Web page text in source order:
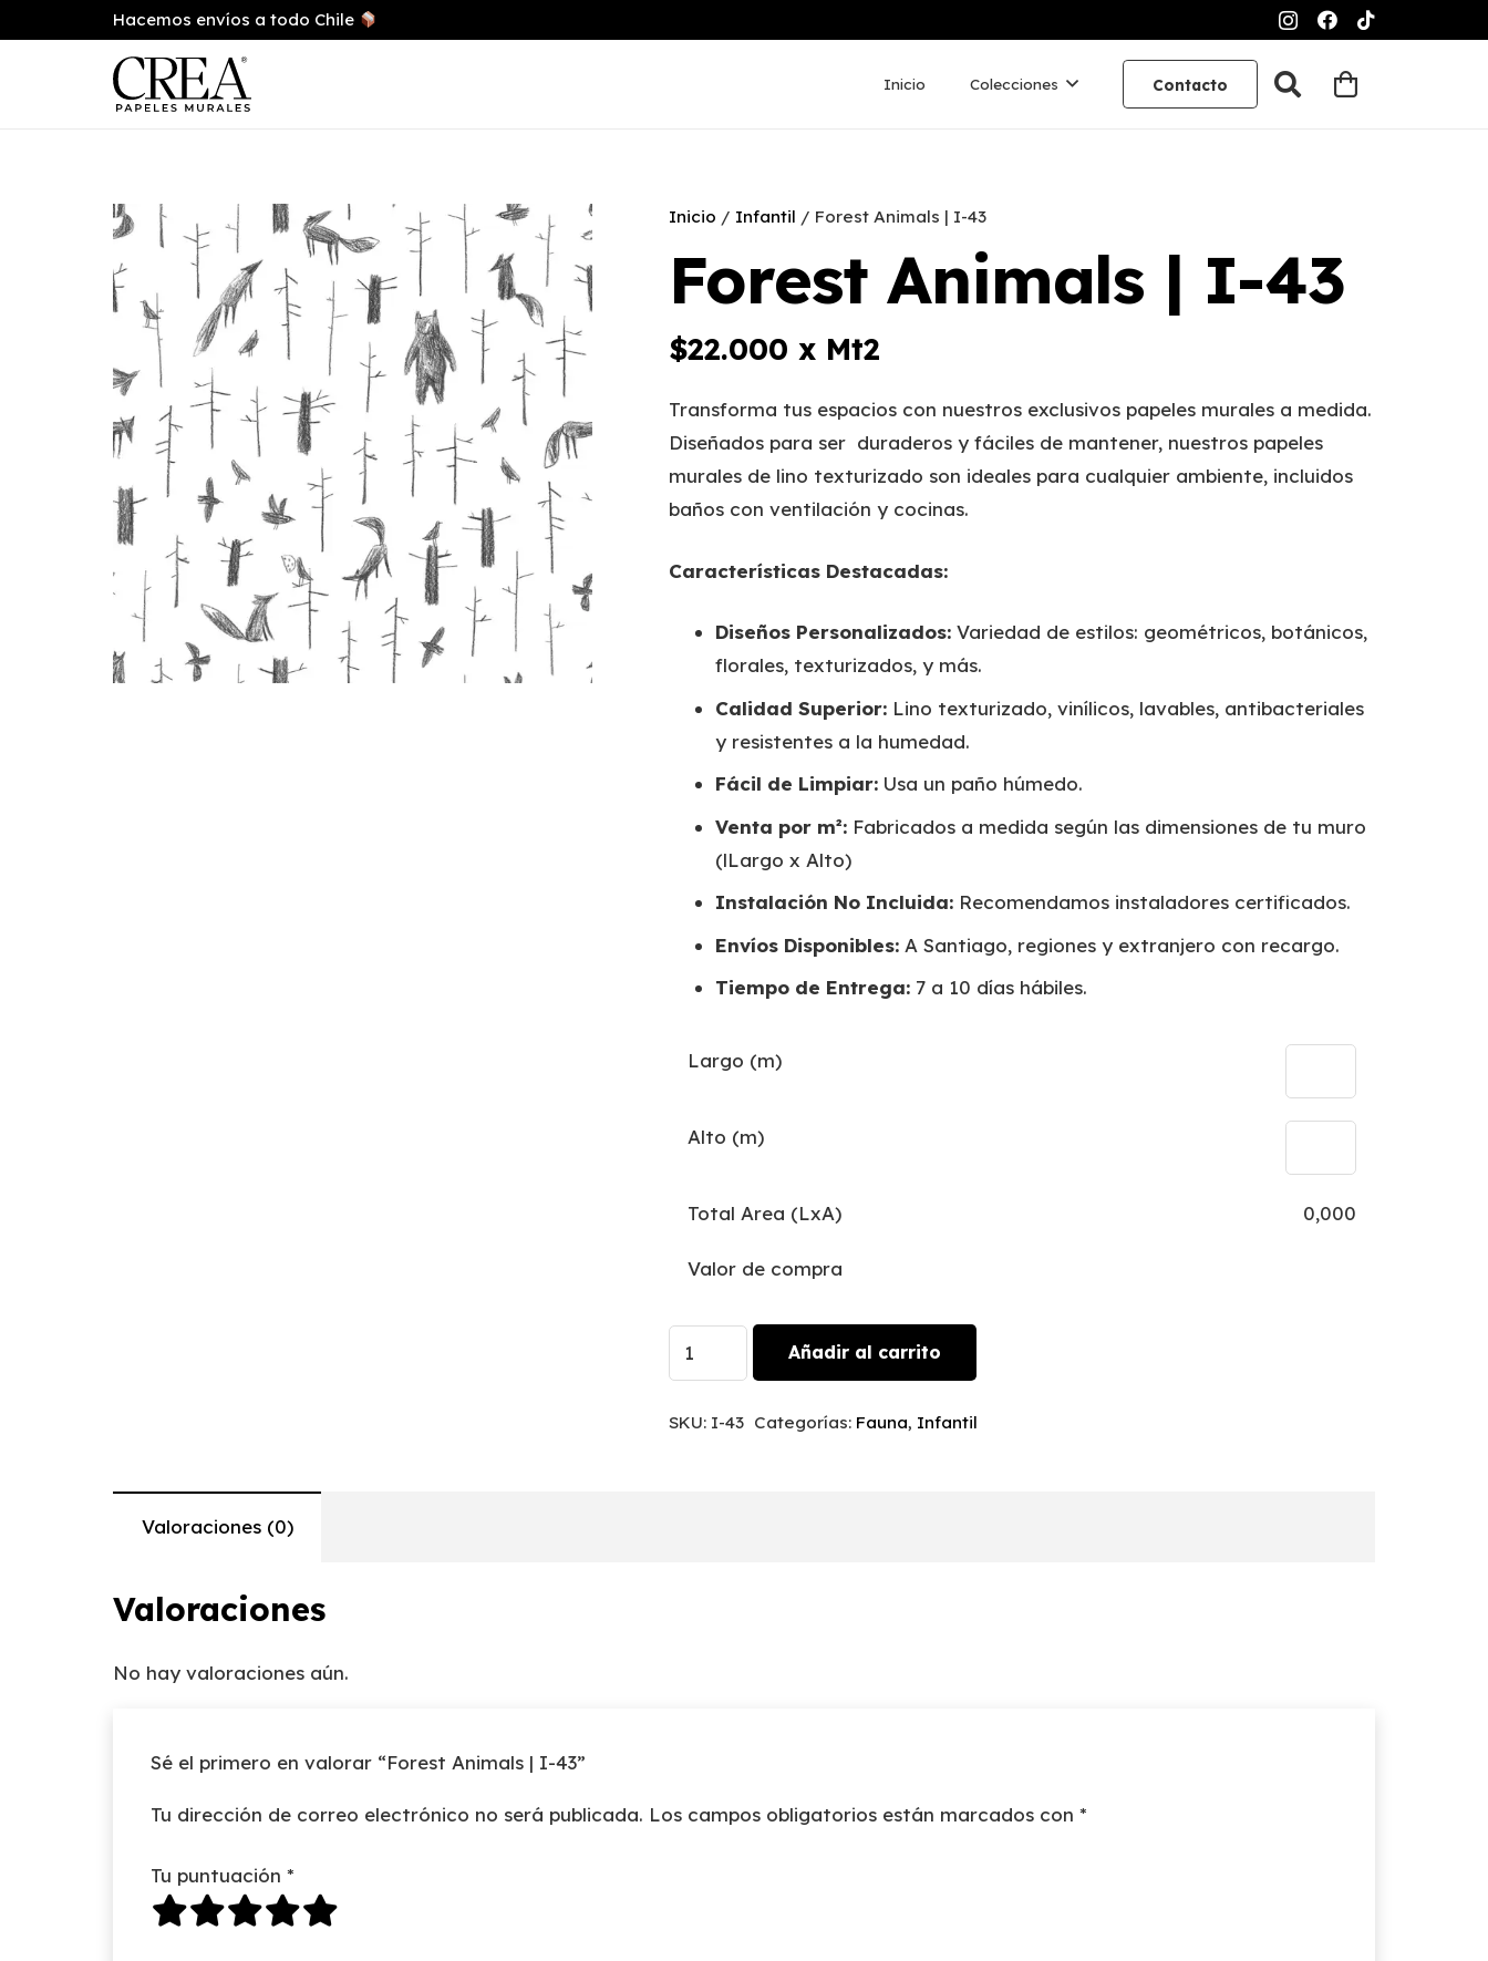
Hacemos envíos a todo Chile
Inicio Colecciones Contacto
Inicio / Infantil / Forest Animals | I-43
Forest Animals | I-43
$22.000 x Mt2
Transforma tus espacios con nuestros exclusivos papeles murales a medida.
Diseñados para ser duraderos y fáciles de mantener, nuestros papeles
murales de lino texturizado son ideales para cualquier ambiente, incluidos
baños con ventilación y cocinas.
Características Destacadas:
Diseños Personalizados: Variedad de estilos: geométricos, botánicos,
florales, texturizados, y más.
Calidad Superior: Lino texturizado, vinílicos, lavables, antibacteriales
y resistentes a la humedad.
Fácil de Limpiar: Usa un paño húmedo.
Venta por m²: Fabricados a medida según las dimensiones de tu muro
(lLargo x Alto)
Instalación No Incluida: Recomendamos instaladores certificados.
Envíos Disponibles: A Santiago, regiones y extranjero con recargo.
Tiempo de Entrega: 7 a 10 días hábiles.
Largo (m)
Alto (m)
Total Area (LxA) 0,000
Valor de compra
Animals
Añadir al carrito
SKU: I-43 Categorías: Fauna, Infantil
Valoraciones (0)
Valoraciones
No hay valoraciones aún.
Sé el primero en valorar “Forest Animals | I-43”
Tu dirección de correo electrónico no será publicada. Los campos obligatorios están marcados con *
Tu puntuación *